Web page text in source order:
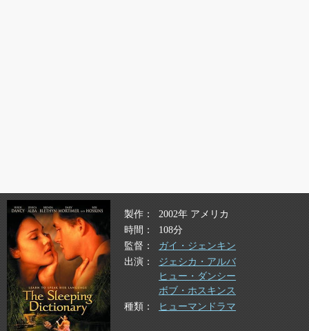
製作
2002年 アメリカ
時間
108分
監督
ガイ・ジェンキン
出演
ジェシカ・アルバ
ヒュー・ダンシー
ボブ・ホスキンス
種類
ヒューマンドラマ